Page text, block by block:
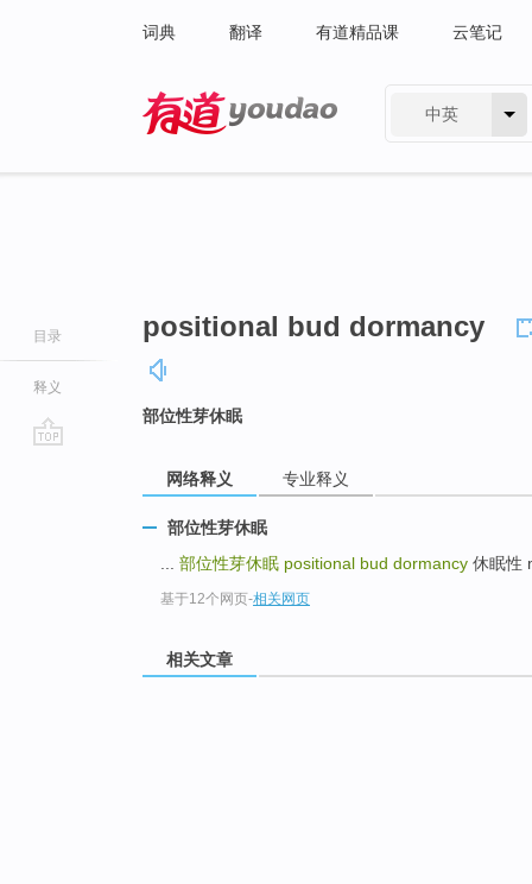
词典 翻译 有道精品课 云笔记
中英
目录
释义
positional bud dormancy
部位性芽休眠
网络释义 专业释义
部位性芽休眠
部位性芽休眠 positional bud dormancy 休眠性
基于12个网页-相关网页
相关文章